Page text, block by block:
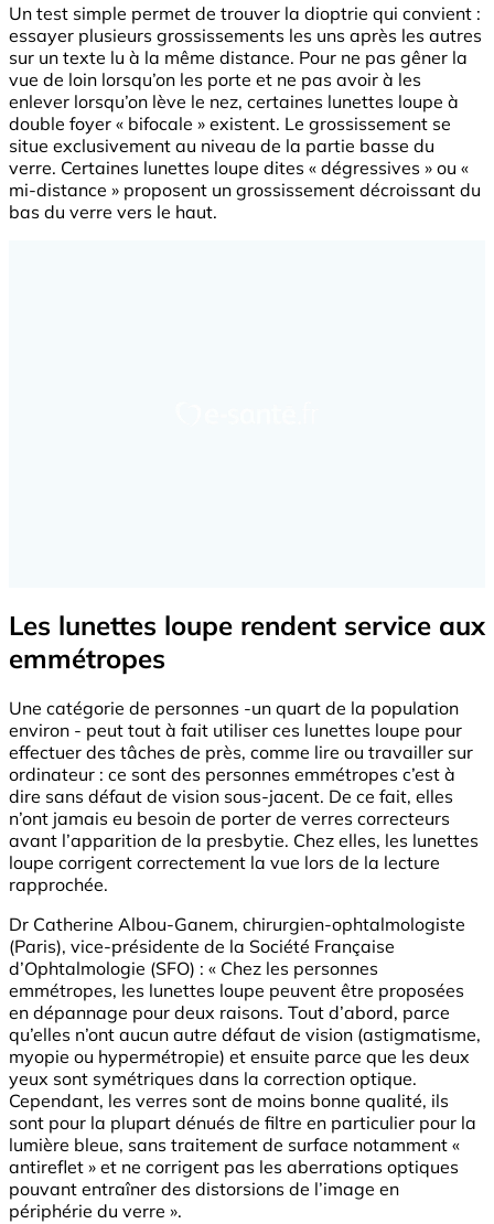
Un test simple permet de trouver la dioptrie qui convient :
essayer plusieurs grossissements les uns après les autres
sur un texte lu à la même distance. Pour ne pas gêner la
vue de loin lorsqu’on les porte et ne pas avoir à les
enlever lorsqu’on lève le nez, certaines lunettes loupe à
double foyer « bifocale » existent. Le grossissement se
situe exclusivement au niveau de la partie basse du
verre. Certaines lunettes loupe dites « dégressives » ou «
mi-distance » proposent un grossissement décroissant du
bas du verre vers le haut.
Les lunettes loupe rendent service aux
emmétropes
Une catégorie de personnes -un quart de la population
environ - peut tout à fait utiliser ces lunettes loupe pour
effectuer des tâches de près, comme lire ou travailler sur
ordinateur : ce sont des personnes emmétropes c’est à
dire sans défaut de vision sous-jacent. De ce fait, elles
n’ont jamais eu besoin de porter de verres correcteurs
avant l’apparition de la presbytie. Chez elles, les lunettes
loupe corrigent correctement la vue lors de la lecture
rapprochée.
Dr Catherine Albou-Ganem, chirurgien-ophtalmologiste
(Paris), vice-présidente de la Société Française
d’Ophtalmologie (SFO) : « Chez les personnes
emmétropes, les lunettes loupe peuvent être proposées
en dépannage pour deux raisons. Tout d’abord, parce
qu’elles n’ont aucun autre défaut de vision (astigmatisme,
myopie ou hypermétropie) et ensuite parce que les deux
yeux sont symétriques dans la correction optique.
Cependant, les verres sont de moins bonne qualité, ils
sont pour la plupart dénués de filtre en particulier pour la
lumière bleue, sans traitement de surface notamment «
antireflet » et ne corrigent pas les aberrations optiques
pouvant entraîner des distorsions de l’image en
périphérie du verre ».